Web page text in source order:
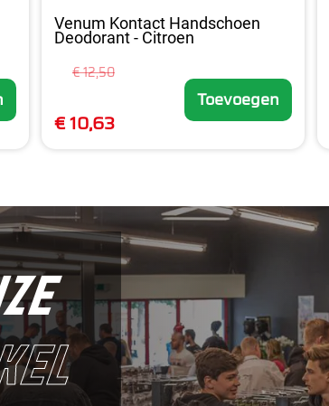
Venum Kontact Handschoen
Deodorant - Citroen
€ 12,50
€ 10,63
Toevoegen